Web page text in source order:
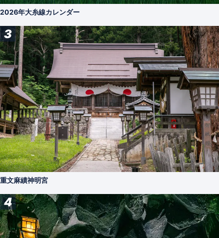
2026年大糸線カレンダー
3
重文麻績神明宮
4